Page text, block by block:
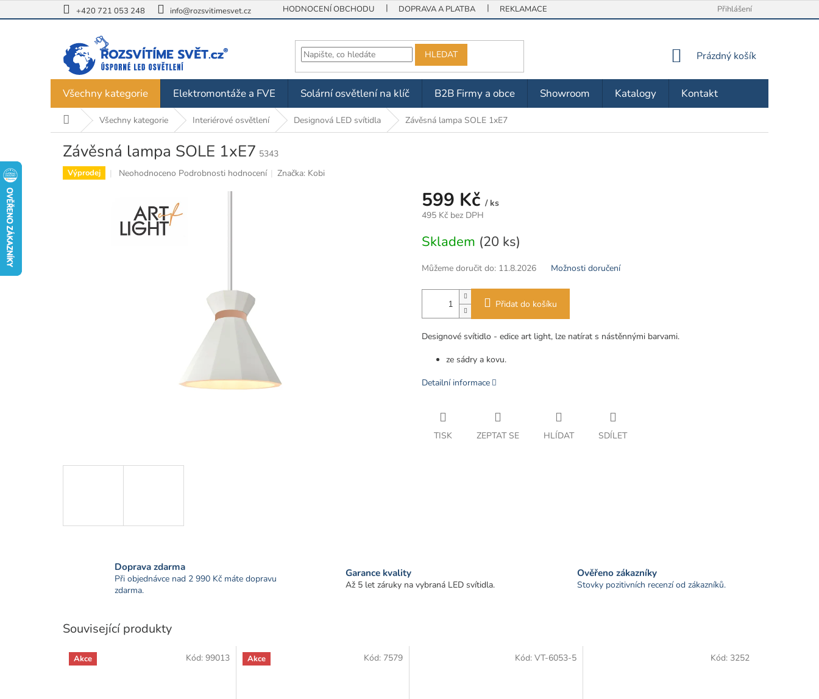
na
+420 721 053 248 info@rozsvitimesvet.cz HODNOCENÍ OBCHODU DOPRAVA A PLATBA REKLAMACE / VRÁCENÍ ZBOŽÍ OBCHODNÍ PODMÍNKY
Přihlášení
HLEDAT
NÁKUPNÍ
Prázdný košík
Všechny kategorie Elektromontáže a FVE Solární osvětlení na klíč B2B Firmy a obce Showroom Katalogy Kontakt
Domů Všechny kategorie Interiérové osvětlení Designová LED svítidla Závěsná lampa SOLE 1xE7
Závěsná lampa SOLE 1xE7 5343
Výprodej
Průměrné
0,0
Neohodnoceno Podrobnosti hodnocení Značka: Kobi
599 Kč / ks
495 Kč bez DPH
cena:
Skladem (20 ks)
Můžeme doručit do: 11.8.2026 Možnosti doručení
Přidat do košíku
Designové svítidlo - edice art light, lze natírat s nástěnnými barvami.
ze sádry a kovu.
Detailní informace
TISK ZEPTAT SE HLÍDAT SDÍLET
Doprava zdarma
Při objednávce nad 2 990 Kč máte dopravu
zdarma.
Garance kvality
Až 5 let záruky na vybraná LED svítidla.
Ověřeno zákazníky
Stovky pozitivních recenzí od zákazníků.
Související produkty
Akce Kód: 99013 Akce Kód: 7579 Kód: VT-6053-5 Kód: 3252